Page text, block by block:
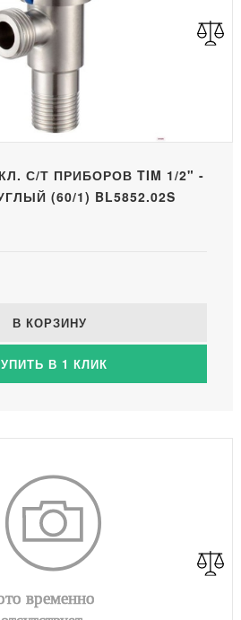
С/Т ПРИБОРОВ TIM 1/2" -
(60/1) BL5852.02S
В КОРЗИНУ
В 1 КЛИК